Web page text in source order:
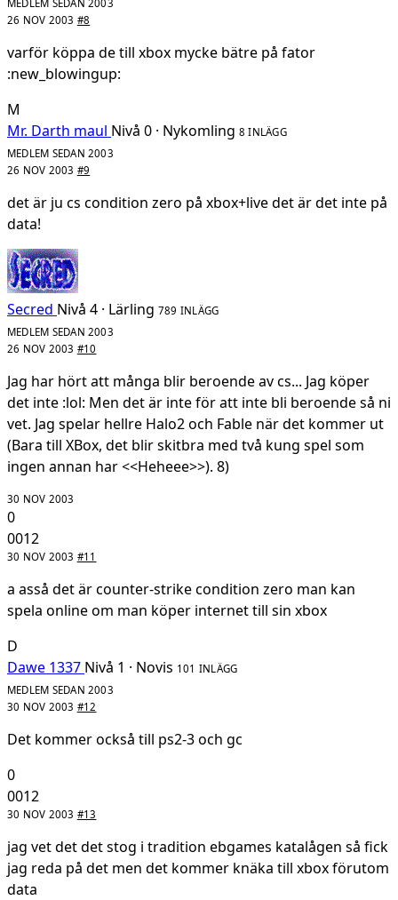
MEDLEM SEDAN 2003
26 NOV 2003 #8
varför köppa de till xbox mycke bätre på fator
:new_blowingup:
M
Mr. Darth maul Nivå 0 · Nykomling 8 INLÄGG
MEDLEM SEDAN 2003
26 NOV 2003 #9
det är ju cs condition zero på xbox+live det är det inte på
data!
Secred Nivå 4 · Lärling 789 INLÄGG
MEDLEM SEDAN 2003
26 NOV 2003 #10
Jag har hört att många blir beroende av cs... Jag köper
det inte :lol: Men det är inte för att inte bli beroende så ni
vet. Jag spelar hellre Halo2 och Fable när det kommer ut
(Bara till XBox, det blir skitbra med två kung spel som
ingen annan har <<Heheee>>). 8)
30 NOV 2003
0
0012
30 NOV 2003 #11
a asså det är counter-strike condition zero man kan
spela online om man köper internet till sin xbox
D
Dawe 1337 Nivå 1 · Novis 101 INLÄGG
MEDLEM SEDAN 2003
30 NOV 2003 #12
Det kommer också till ps2-3 och gc
0
0012
30 NOV 2003 #13
jag vet det det stog i tradition ebgames katalågen så fick
jag reda på det men det kommer knäka till xbox förutom
data